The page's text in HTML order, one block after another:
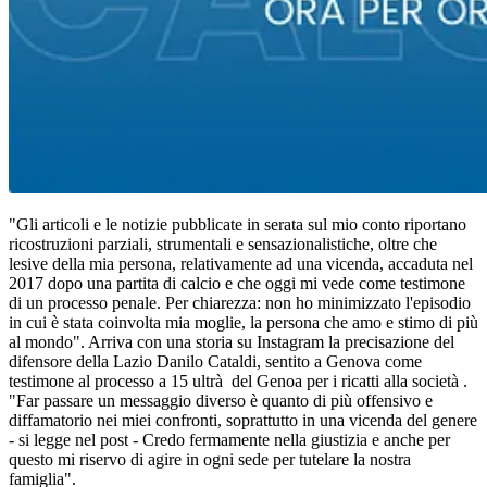
"Gli articoli e le notizie pubblicate in serata sul mio conto riportano
ricostruzioni parziali, strumentali e sensazionalistiche, oltre che
lesive della mia persona, relativamente ad una vicenda, accaduta nel
2017 dopo una partita di calcio e che oggi mi vede come testimone
di un processo penale. Per chiarezza: non ho minimizzato l'episodio
in cui è stata coinvolta mia moglie, la persona che amo e stimo di più
al mondo". Arriva con una storia su Instagram la precisazione del
difensore della Lazio Danilo Cataldi, sentito a Genova come
testimone al processo a 15 ultrà del Genoa per i ricatti alla società .
"Far passare un messaggio diverso è quanto di più offensivo e
diffamatorio nei miei confronti, soprattutto in una vicenda del genere
- si legge nel post - Credo fermamente nella giustizia e anche per
questo mi riservo di agire in ogni sede per tutelare la nostra
famiglia".